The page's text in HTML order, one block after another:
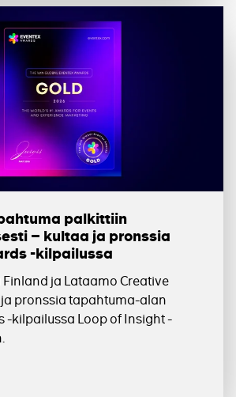
palkittiin
– kultaa ja pronssia
-kilpailussa
ja Lataamo Creative
pronssia tapahtuma-alan
-kilpailussa Loop of Insight -